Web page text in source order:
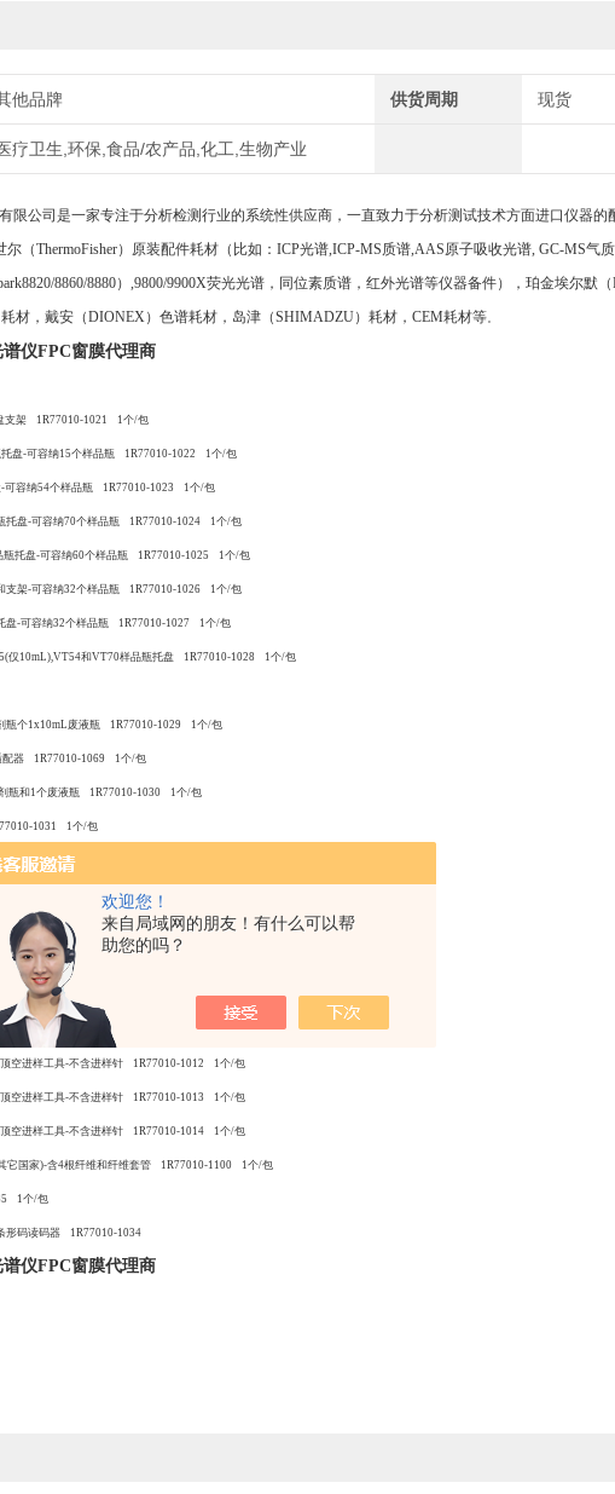
欢迎您！
来自局域网的朋友！有什么可以帮
助您的吗？
他品牌 供货周期 现货
疗卫生,环保,食品/农产品,化工,生物产业
公司是一家专注于分析检测行业的系统性供应商，一直致力于分析测试技术方面进口仪器的
（ThermoFisher）原装配件耗材（比如：ICP光谱,ICP-MS质谱,AAS原子吸收光谱, GC-MS气
8860/8880）,9800/9900X荧光光谱，同位素质谱，红外光谱等仪器备件），珀金埃尔默
耗材，戴安（DIONEX）色谱耗材，岛津（SHIMADZU）耗材，CEM耗材等。
仪FPC窗膜代理商
支架 1R77010-1021 1个/包
托盘-可容纳15个样品瓶 1R77010-1022 1个/包
-可容纳54个样品瓶 1R77010-1023 1个/包
托盘-可容纳70个样品瓶 1R77010-1024 1个/包
瓶托盘-可容纳60个样品瓶 1R77010-1025 1个/包
支架-可容纳32个样品瓶 1R77010-1026 1个/包
盘-可容纳32个样品瓶 1R77010-1027 1个/包
仅10mL),VT54和VT70样品瓶托盘 1R77010-1028 1个/包
瓶个1x10mL废液瓶 1R77010-1029 1个/包
配器 1R77010-1069 1个/包
瓶和1个废液瓶 1R77010-1030 1个/包
1031 1个/包
1098 1个/包
的液体进样工具-不含进样针 1R77010-1007 1个/包
的液体进样工具-不含进样针 1R77010-1008 1个/包
的液体进样工具-不含进样针 1R77010-1009 1个/包
的液体进样工具-不含进样针 1R77010-1010 1个/包
的液体进样工具-不含进样针 1R77010-1011 1个/包
顶空进样工具-不含进样针 1R77010-1012 1个/包
顶空进样工具-不含进样针 1R77010-1013 1个/包
顶空进样工具-不含进样针 1R77010-1014 1个/包
它国家)-含4根纤维和纤维套管 1R77010-1100 1个/包
1个/包
形码读码器 1R77010-1034
仪FPC窗膜代理商